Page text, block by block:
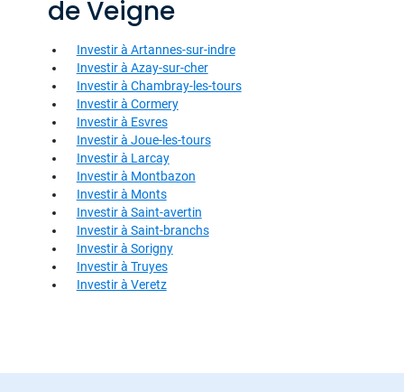
de Veigne
Investir à Artannes-sur-indre
Investir à Azay-sur-cher
Investir à Chambray-les-tours
Investir à Cormery
Investir à Esvres
Investir à Joue-les-tours
Investir à Larcay
Investir à Montbazon
Investir à Monts
Investir à Saint-avertin
Investir à Saint-branchs
Investir à Sorigny
Investir à Truyes
Investir à Veretz